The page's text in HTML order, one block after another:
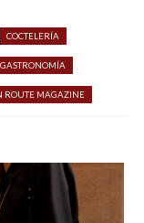
COCTELERÍA
GASTRONOMÍA
ROUTE MAGAZINE